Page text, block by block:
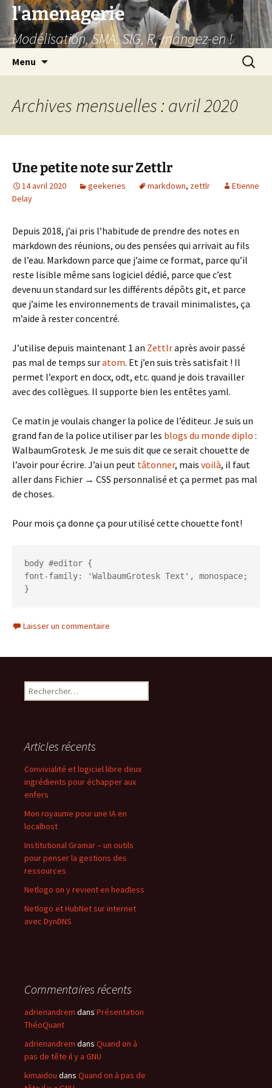
Aller
contenu
l'amenagerie
Modélisation, SMA, SIG, R, mangez-en !
Menu
Archives mensuelles : avril 2020
Une petite note sur Zettlr
14 avril 2020 geekeries markdown, zettlr
Etienne
Delay
Depuis 2018, j’ai pris l’habitude de prendre des notes en
markdown des réunions, ou des pensées qui arrivait au fils
de l’eau. Markdown parce que j’aime ce format, parce qu’il
reste lisible même sans logiciel dédié, parce que c’est
devenu un standard sur les différents dépôts git, et parce
que j’aime les environnements de travail minimalistes, ça
m’aide à rester concentré.
J’utilise depuis maintenant 1 an Zettlraprès avoir passé
pas mal de temps suratom. Et j’en suis très satisfait ! Il
permet l’export en docx, odt, etc. quand je dois travailler
avec des collègues. Il supporte bien les entêtes yaml.
Ce matin je voulais changer la police de l’éditeur. Je suis un
grand fan de la police utiliser par les blogs du monde diplo :
WalbaumGrotesk. Je me suis dit que ce serait chouette de
l’avoir pour écrire. J’ai un peut tâtonner, mais voilà, il faut
aller dans Fichier → CSS personnalisé et ça permet pas mal
de choses.
Pour mois ça donne ça pour utilisé cette chouette font!
body #editor {
font-family: 'WalbaumGrotesk Text', monospace;
}
Laisser un commentaire
Rechercher :
Articles récents
Convivialité et logiciel libre deux
ingrédients pour échapper aux
enfers
Mon royaume pour une IA en
localhost
Institutional Gramar – un outils
pour penser la gestions des
ressources
Netlogo on y revient en headless
Netlogo et HubNet sur internet
avec DynDNS
Commentaires récents
adrienandrem dans Présentation
ThéoQuant
adrienandrem dans Quand on à
pas de tête il y a GNU
kimaidou dans Quand on à pas de